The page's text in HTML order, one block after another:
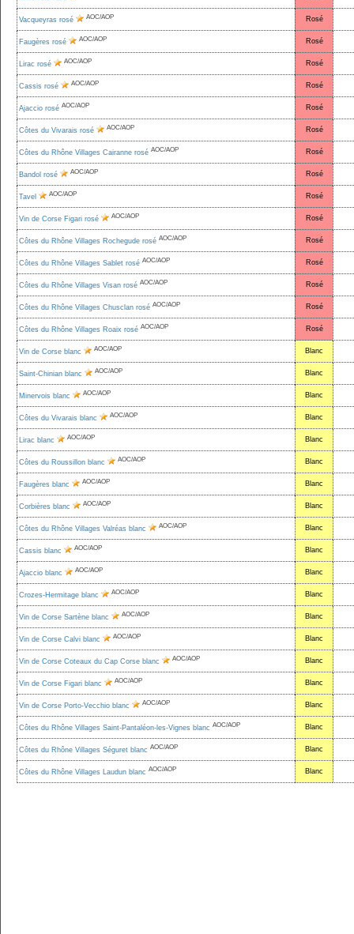
Vacqueyras rosé AOC/AOP Rosé
Faugères rosé AOC/AOP Rosé
Lirac rosé AOC/AOP Rosé
Cassis rosé AOC/AOP Rosé
Ajaccio rosé AOC/AOP Rosé
Côtes du Vivarais rosé AOC/AOP Rosé
Côtes du Rhône Villages Cairanne rosé AOC/AOP Rosé
Bandol rosé AOC/AOP Rosé
Tavel AOC/AOP Rosé
Vin de Corse Figari rosé AOC/AOP Rosé
Côtes du Rhône Villages Rochegude rosé AOC/AOP Rosé
Côtes du Rhône Villages Sablet rosé AOC/AOP Rosé
Côtes du Rhône Villages Visan rosé AOC/AOP Rosé
Côtes du Rhône Villages Chusclan rosé AOC/AOP Rosé
Côtes du Rhône Villages Roaix rosé AOC/AOP Rosé
Vin de Corse blanc AOC/AOP Blanc
Saint-Chinian blanc AOC/AOP Blanc
Minervois blanc AOC/AOP Blanc
Côtes du Vivarais blanc AOC/AOP Blanc
Lirac blanc AOC/AOP Blanc
Côtes du Roussillon blanc AOC/AOP Blanc
Faugères blanc AOC/AOP Blanc
Corbières blanc AOC/AOP Blanc
Côtes du Rhône Villages Valréas blanc AOC/AOP Blanc
Cassis blanc AOC/AOP Blanc
Ajaccio blanc AOC/AOP Blanc
Crozes-Hermitage blanc AOC/AOP Blanc
Vin de Corse Sartène blanc AOC/AOP Blanc
Vin de Corse Calvi blanc AOC/AOP Blanc
Vin de Corse Coteaux du Cap Corse blanc AOC/AOP Blanc
Vin de Corse Figari blanc AOC/AOP Blanc
Vin de Corse Porto-Vecchio blanc AOC/AOP Blanc
Côtes du Rhône Villages Saint-Pantaléon-les-Vignes blanc AOC/AOP Blanc
Côtes du Rhône Villages Séguret blanc AOC/AOP Blanc
Côtes du Rhône Villages Laudun blanc AOC/AOP Blanc